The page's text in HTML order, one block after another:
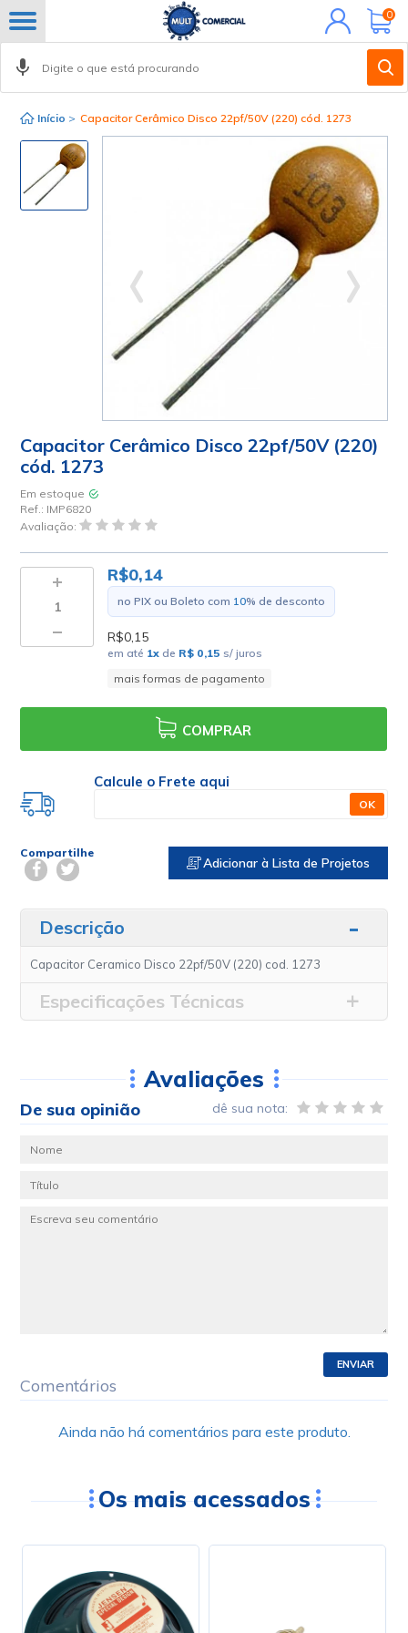
Minha
conta
0
Início > Capacitor Cerâmico Disco 22pf/50V (220) cód. 1273
Capacitor Cerâmico Disco 22pf/50V (220)
cód. 1273
Em estoque
Ref.: IMP6820
Avaliação:
R$0,14
no PIX ou Boleto com 10% de desconto
R$0,15
em até 1x de R$ 0,15 s/ juros
mais formas de pagamento
COMPRAR
Calcule o Frete aqui
OK
Compartilhe
Adicionar à Lista de Projetos
Descrição
Capacitor Ceramico Disco 22pf/50V (220) cod. 1273
Especificações Técnicas
Avaliações
De sua opinião dê sua nota:
ENVIAR
Comentários
Ainda não há comentários para este produto.
Os mais acessados